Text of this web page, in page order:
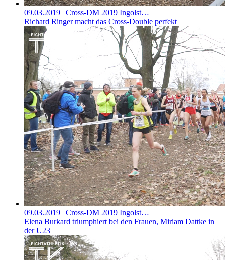
09.03.2019 | Cross-DM 2019 Ingolst…
Richard Ringer macht das Cross-Double perfekt
09.03.2019 | Cross-DM 2019 Ingolst…
Elena Burkard triumphiert bei den Frauen, Miriam Dattke in
der U23